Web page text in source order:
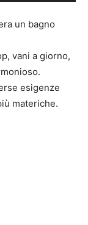
un bagno
vani a giorno,
esigenze
materiche.